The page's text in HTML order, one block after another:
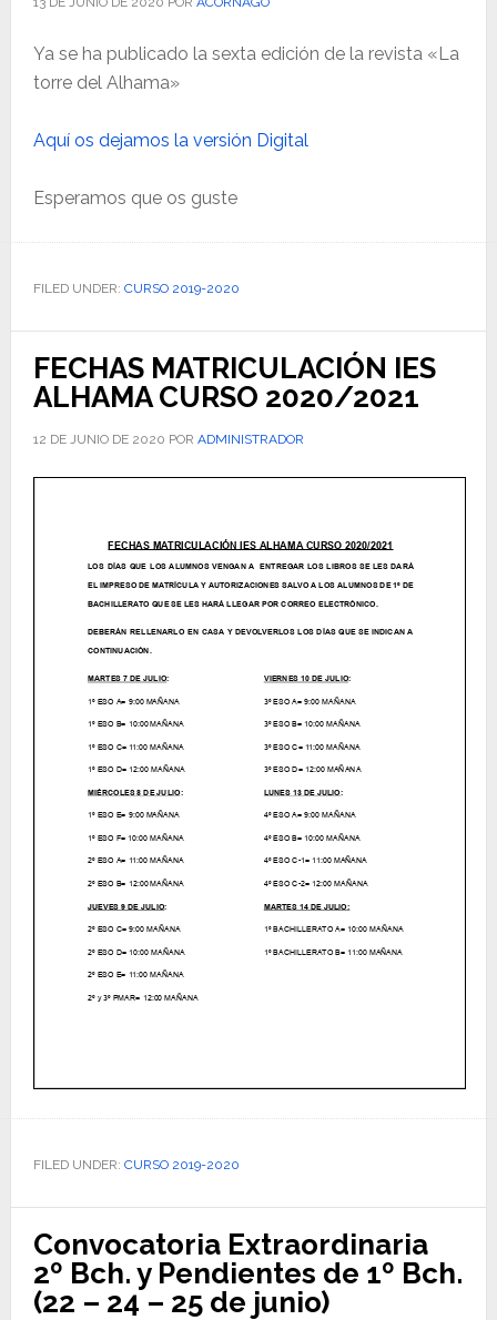
Ya se ha publicado la sexta edición de la revista «La
torre del Alhama»
Aquí os dejamos la versión Digital
Esperamos que os guste
FILED UNDER: CURSO 2019-2020
FECHAS MATRICULACIÓN IES
ALHAMA CURSO 2020/2021
12 DE JUNIO DE 2020 POR ADMINISTRADOR
FILED UNDER: CURSO 2019-2020
Convocatoria Extraordinaria
2º Bch. y Pendientes de 1º Bch.
(22 – 24 – 25 de junio)